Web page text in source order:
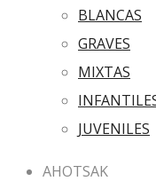
BLANCAS
GRAVES
MIXTAS
JUVENILES
AHOTSAK